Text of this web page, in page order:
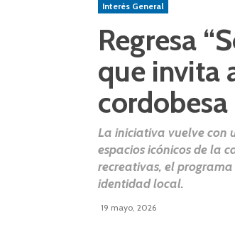
Interés General
Regresa
que invita
cordobesa
La iniciativa vuelve con
espacios icónicos de la
recreativas, el
identidad local.
19 mayo, 2026